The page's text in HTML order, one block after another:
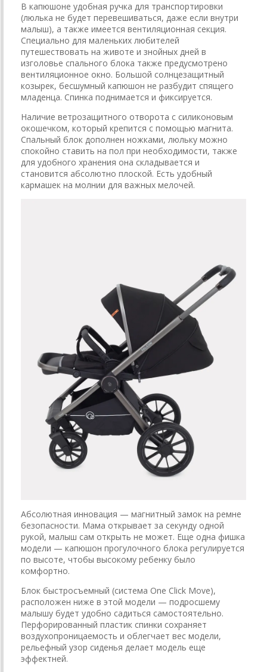
В капюшоне удобная ручка для транспортировки
(люлька не будет перевешиваться, даже если внутри
малыш), а также имеется вентиляционная секция.
Специально для маленьких любителей
путешествовать на животе и знойных дней в
изголовье спального блока также предусмотрено
вентиляционное окно. Большой солнцезащитный
козырек, бесшумный капюшон не разбудит спящего
младенца. Спинка поднимается и фиксируется.
Наличие ветрозащитного отворота с силиконовым
окошечком, который крепится с помощью магнита.
Спальный блок дополнен ножками, люльку можно
спокойно ставить на пол при необходимости, также
для удобного хранения она складывается и
становится абсолютно плоской. Есть удобный
кармашек на молнии для важных мелочей.
Абсолютная инновация — магнитный замок на ремне
безопасности. Мама открывает за секунду одной
рукой, малыш сам открыть не может. Еще одна фишка
модели — капюшон прогулочного блока регулируется
по высоте, чтобы высокому ребенку было
комфортно.
Блок быстросъемный (система One Click Move),
расположен ниже в этой модели — подросшему
малышу будет удобно садиться самостоятельно.
Перфорированный пластик спинки сохраняет
воздухопроницаемость и облегчает вес модели,
рельефный узор сиденья делает модель еще
эффектней.